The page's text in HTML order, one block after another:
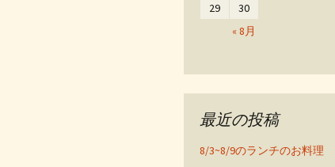
« 8月
29
30
最近の投稿
8/3~8/9のランチのお料理